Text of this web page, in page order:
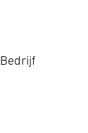
Bedrijf